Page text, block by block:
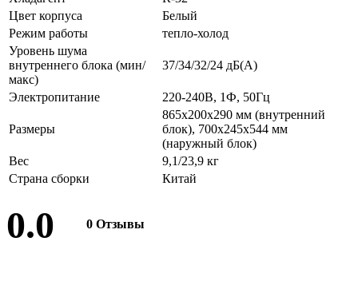
Цвет корпуса
Белый
Режим работы
тепло-холод
Уровень шума
внутреннего блока (мин/
макс)
37/34/32/24 дБ(А)
Электропитание 220-240В, 1Ф, 50Гц
Размеры
865х200х290 мм (внутренний
блок), 700х245х544 мм
(наружный блок)
Вес
9,1/23,9 кг
Страна сборки
Китай
0.0 0 Отзывы